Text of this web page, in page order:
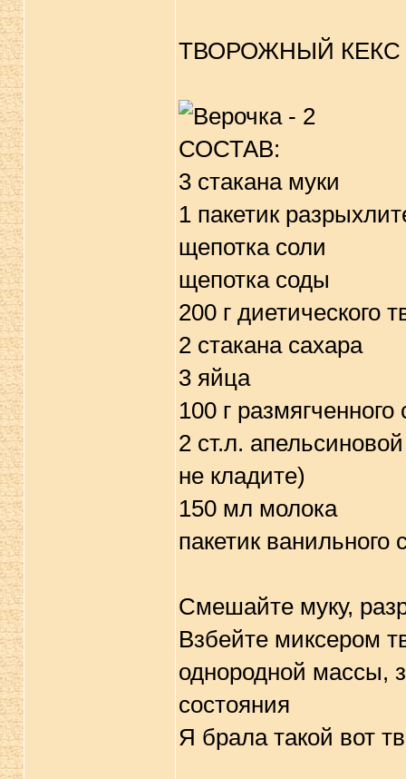
ТВОРОЖНЫЙ КЕКС
СОСТАВ:
3 стакана муки
1 пакетик
щепотка соли
щепотка соды
200 г диетического
2 стакана сахара
3 яйца
100 г
2 ст.л.
не кладите)
150 мл молока
пакетик ванильного
Смешайте муку,
Взбейте миксером
однородной массы,
состояния
Я брала такой вот